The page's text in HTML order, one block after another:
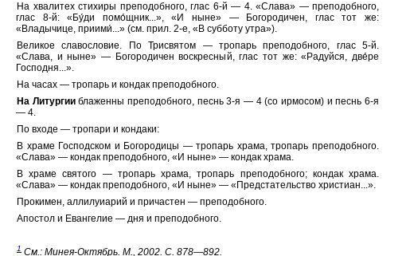
На хвалитех стихиры преподобного, глас 6-й — 4. «Слава» — преподобного,
глас 8-й: «Бу́ди помо́щник...», «И ныне» — Богородичен, глас тот же:
«Владычице, приими́...» (см. прил. 2-е, «В субботу утра»).
Великое славословие. По Трисвятом — тропарь преподобного, глас 5-й.
«Слава, и ныне» — Богородичен воскресный, глас тот же: «Радуйся, две́ре
Господня...».
На часах — тропарь и кондак преподобного.
На Литургииблаженны преподобного, песнь 3-я — 4 (со ирмосом) и песнь 6-я
— 4.
По входе — тропари и кондаки:
В храме Господском и Богородицы — тропарь храма, тропарь преподобного.
«Слава» — кондак преподобного, «И ныне» — кондак храма.
В храме святого — тропарь храма, тропарь преподобного; кондак храма.
«Слава» — кондак преподобного, «И ныне» — «Предстательство христиан...».
Прокимен, аллилуиарий и причастен — преподобного.
Апостол и Евангелие — дня и преподобного.
1 См.: Минея-Октябрь. М., 2002. С. 878—892.